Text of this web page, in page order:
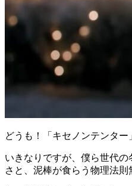
どうも！「キセノンテンター
いきなりですが、僕ら世代
さと、泥棒が食らう物理法